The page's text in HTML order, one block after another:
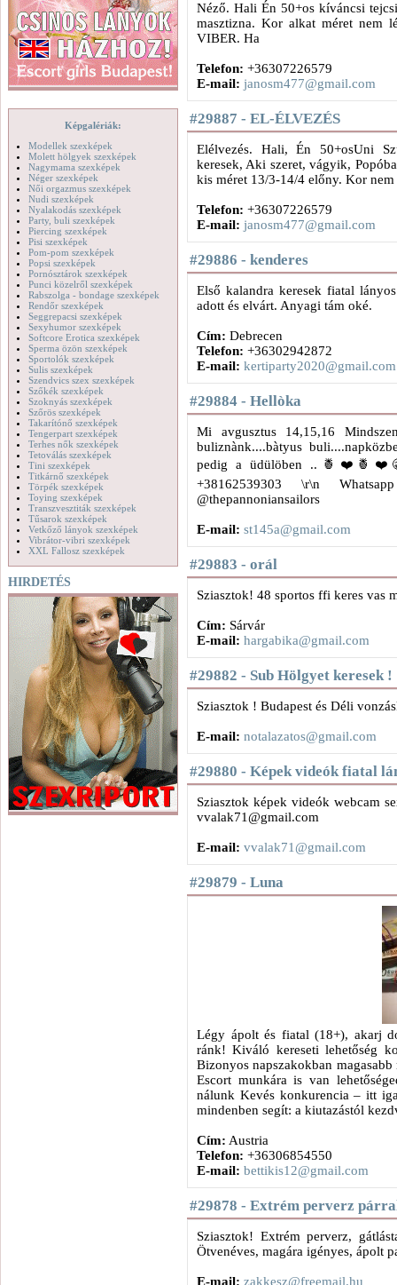
Képgalériák:
Modellek szexképek
Molett hölgyek szexképek
Nagymama szexképek
Néger szexképek
Női orgazmus szexképek
Nudi szexképek
Nyalakodás szexképek
Party, buli szexképek
Piercing szexképek
Pisi szexképek
Pom-pom szexképek
Popsi szexképek
Pornósztárok szexképek
Punci közelről szexképek
Rabszolga - bondage szexképek
Rendőr szexképek
Seggrepacsi szexképek
Sexyhumor szexképek
Softcore Erotica szexképek
Sperma özön szexképek
Sportolók szexképek
Sulis szexképek
Szendvics szex szexképek
Szőkék szexképek
Szoknyás szexképek
Szőrös szexképek
Takarítónő szexképek
Tengerpart szexképek
Terhes nők szexképek
Tetoválás szexképek
Tini szexképek
Titkárnő szexképek
Törpék szexképek
Toying szexképek
Transzvesztiták szexképek
Tűsarok szexképek
Vetkőző lányok szexképek
Vibrátor-vibri szexképek
XXL Fallosz szexképek
HIRDETÉS
Néző. Hali Én 50+os kíváncsi
masztizna. Kor alkat méret nem
VIBER. Ha
Telefon: +36307226579
E-mail: janosm477@gmail.com
#29887 - EL-ÉLVEZÉS
Elélvezés. Hali, Én 50+osUni
keresek, Aki szeret, vágyik,
kis méret 13/3-14/4 előny. Kor
Telefon: +36307226579
E-mail: janosm477@gmail.com
#29886 - kenderes
Első kalandra keresek fiatal
adott és elvárt. Anyagi tám oké.
Cím: Debrecen
Telefon: +36302942872
E-mail: kertiparty2020@gmail.com
#29884 - Hellòka
Mi avgusztus 14,15,16
buliznànk....bàtyus
pedig a üdülöben
+38162539303 \r\n Whatsapp
@thepannoniansailors
E-mail: st145a@gmail.com
#29883 - orál
Sziasztok! 48 sportos ffi keres vas
Cím: Sárvár
E-mail: hargabika@gmail.com
#29882 - Sub Hölgyet keresek !
Sziasztok ! Budapest és Déli
E-mail: notalazatos@gmail.com
#29880 - Képek videók fiatal
Sziasztok képek videók webcam
vvalak71@gmail.com
E-mail: vvalak71@gmail.com
#29879 - Luna
Légy ápolt és fiatal (18+), akarj
ránk! Kiváló kereseti lehetőség
Bizonyos napszakokban
Escort munkára is van
nálunk Kevés konkurencia – itt
mindenben segít: a kiutazástól
Cím: Austria
Telefon: +36306854550
E-mail: bettikis12@gmail.com
#29878 - Extrém perverz
Sziasztok! Extrém perverz,
Ötvenéves, magára igényes, ápolt
E-mail: zakkesz@freemail.hu